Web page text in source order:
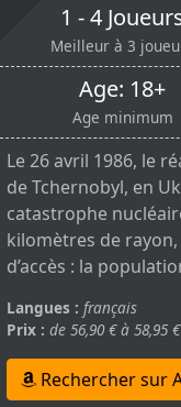
1 - 4
Meilleur à 3
Age: 18+
Age minimum
Le 26 avril 1986, le
de Tchernobyl, en
catastrophe
kilomètres de
d’accès : la
Langues : français
Prix : de 56,90 € à 58,95 €
Rechercher sur